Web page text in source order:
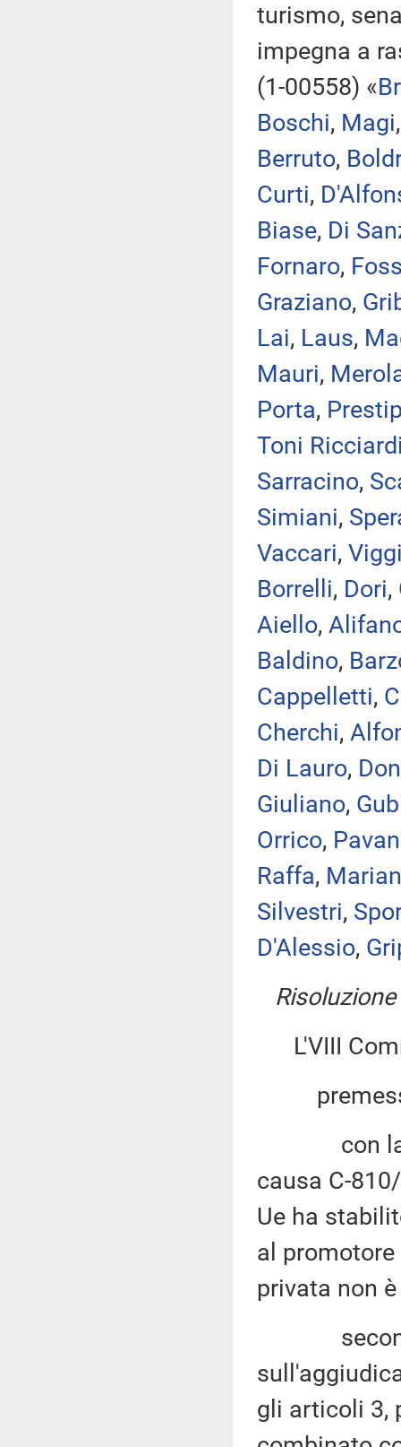
turismo,
impegna a
(1-00558) «
Boschi, Magi
Berruto,
Curti,
Biase, Di
Fornaro,
Graziano,
Lai, Laus,
Mauri,
Porta,
Toni
Sarracino,
Simiani,
Vaccari,
Borrelli, Dori,
Aiello,
Baldino,
Cappelletti,
Cherchi,
Di Lauro,
Giuliano,
Orrico,
Raffa,
Silvestri,
D'Alessio,
L'VIII
con la
causa C-
Ue ha
al
privata non
secondo
gli articoli 3,